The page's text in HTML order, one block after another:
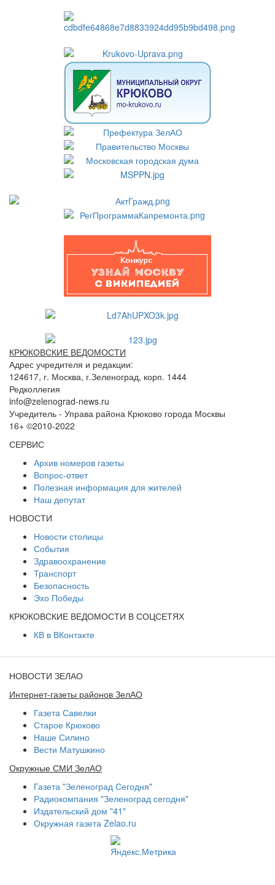
КРЮКОВСКИЕ ВЕДОМОСТИ
Адрес учредителя и редакции:
124617, г. Москва, г.Зеленоград, корп. 1444
Редколлегия
info@zelenograd-news.ru
Учредитель - Управа района Крюково города Москвы
16+ ©2010-2022
СЕРВИС
Архив номеров газеты
Вопрос-ответ
Полезная информация для жителей
Наш депутат
НОВОСТИ
Новости столицы
События
Здравоохранение
Транспорт
Безопасность
Эхо Победы
КРЮКОВСКИЕ ВЕДОМОСТИ В СОЦСЕТЯХ
КВ в ВКонтакте
НОВОСТИ ЗЕЛАО
Интернет-газеты районов ЗелАО
Газета Савелки
Старое Крюково
Наше Силино
Вести Матушкино
Окружные СМИ ЗелАО
Газета "Зеленоград Сегодня"
Радиокомпания "Зеленоград сегодня"
Издательский дом "41"
Окружная газета Zelao.ru